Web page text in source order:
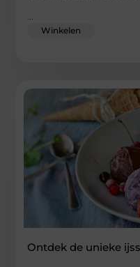
...
Winkelen
Ontdek de unieke